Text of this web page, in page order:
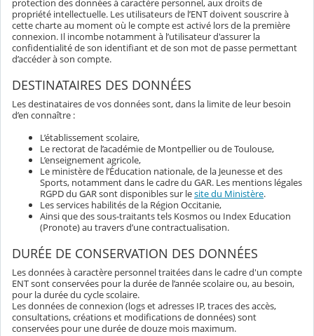
protection des données à caractère personnel, aux droits de
propriété intellectuelle. Les utilisateurs de l’ENT doivent souscrire à
cette charte au moment où le compte est activé lors de la première
connexion. Il incombe notamment à l’utilisateur d'assurer la
confidentialité de son identifiant et de son mot de passe permettant
d’accéder à son compte.
DESTINATAIRES DES DONNÉES
Les destinataires de vos données sont, dans la limite de leur besoin
d’en connaître :
L’établissement scolaire,
Le rectorat de l’académie de Montpellier ou de Toulouse,
L’enseignement agricole,
Le ministère de l’Éducation nationale, de la Jeunesse et des
Sports, notamment dans le cadre du GAR. Les mentions légales
RGPD du GAR sont disponibles sur lesite du Ministère.
Les services habilités de la Région Occitanie,
Ainsi que des sous-traitants tels Kosmos ou Index Education
(Pronote) au travers d’une contractualisation.
DURÉE DE CONSERVATION DES DONNÉES
Les données à caractère personnel traitées dans le cadre d'un compte
ENT sont conservées pour la durée de l’année scolaire ou, au besoin,
pour la durée du cycle scolaire.
Les données de connexion (logs et adresses IP, traces des accès,
consultations, créations et modifications de données) sont
conservées pour une durée de douze mois maximum.